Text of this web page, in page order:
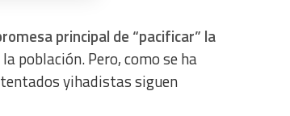
principal de “pacificar” la
población. Pero, como se ha
yihadistas siguen